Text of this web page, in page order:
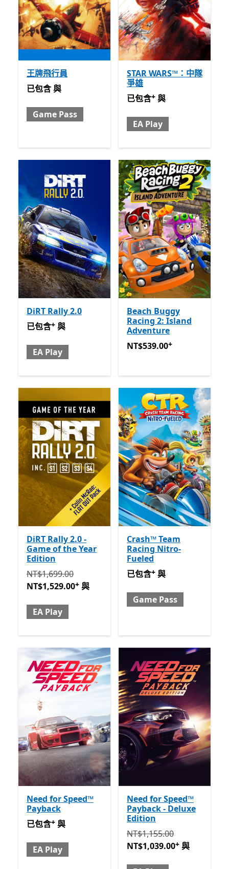
王牌飛行員
已包含 與 Game Pass
已包含與
Game Pass
STAR WARS™：中隊
爭雄
已包含 與 EA Play
已包含+ 與
EA Play
DiRT Rally 2.0
已包含 與 EA Play
提供應用程式內購。
已包含+ 與
EA Play
Beach Buggy
Racing 2: Island
Adventure
NT$539.00提供應用程式內
NT$539.00+
DiRT Rally 2.0 -
Game of the Year
Edition
原價 NT$1,699.00 現價 NT$1,529.00 與 EA Play
NT$1,699.00
NT$1,529.00+ 與
EA Play
Crash™ Team
Racing Nitro-
Fueled
已包含 與 Game Pass
已包含+ 與
Game Pass
Need for Speed™
Payback
已包含 與 EA Play
提供應用程式內購。
已包含+ 與
EA Play
Need for Speed™
Payback - Deluxe
Edition
原價 NT$1,155.00 現價
NT$1,155.00
NT$1,039.00+ 與